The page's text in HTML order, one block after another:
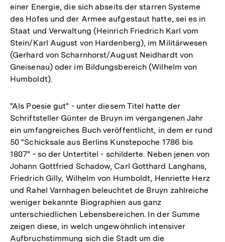
einer Energie, die sich abseits der starren Systeme
des Hofes und der Armee aufgestaut hatte, sei es in
Staat und Verwaltung (Heinrich Friedrich Karl vom
Stein/Karl August von Hardenberg), im Militärwesen
(Gerhard von Scharnhorst/August Neidhardt von
Gneisenau) oder im Bildungsbereich (Wilhelm von
Humboldt).
"Als Poesie gut" - unter diesem Titel hatte der
Schriftsteller Günter de Bruyn im vergangenen Jahr
ein umfangreiches Buch veröffentlicht, in dem er rund
50 "Schicksale aus Berlins Kunstepoche 1786 bis
1807" - so der Untertitel - schilderte. Neben jenen von
Johann Gottfried Schadow, Carl Gotthard Langhans,
Friedrich Gilly, Wilhelm von Humboldt, Henriette Herz
und Rahel Varnhagen beleuchtet de Bruyn zahlreiche
weniger bekannte Biographien aus ganz
unterschiedlichen Lebensbereichen. In der Summe
zeigen diese, in welch ungewöhnlich intensiver
Aufbruchstimmung sich die Stadt um die